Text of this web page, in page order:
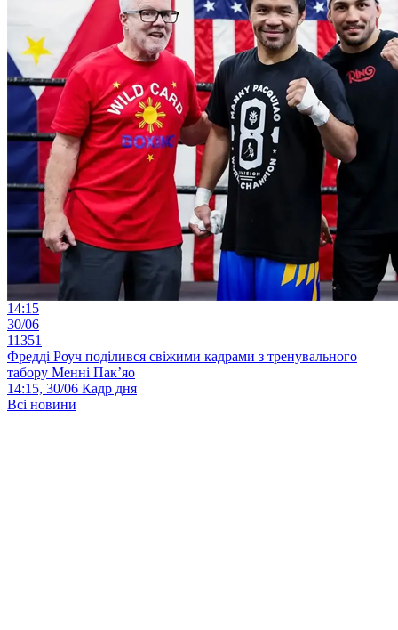
14:15
30/06
11351
Фредді Роуч поділився свіжими кадрами з тренувального
табору Менні Пак’яо
14:15, 30/06 Кадр дня
Всі новини